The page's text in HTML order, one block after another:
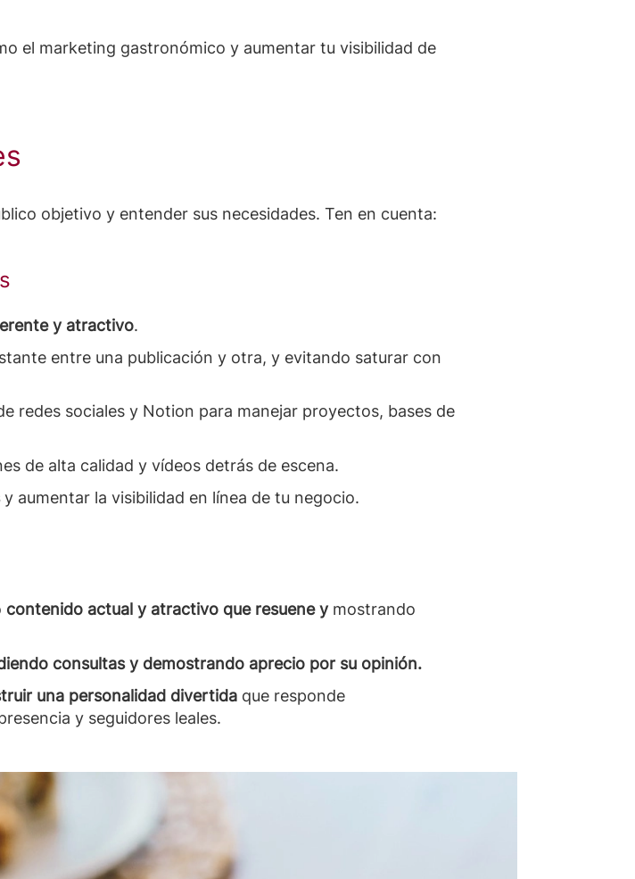
el marketing gastronómico y aumentar tu visibilidad de
objetivo y entender sus necesidades. Ten en cuenta:
y atractivo.
entre una publicación y otra, y evitando saturar con
redes sociales y Notion para manejar proyectos, bases de
de alta calidad y vídeos detrás de escena.
y aumentar la visibilidad en línea de tu negocio.
contenido actual y atractivo que resuene y mostrando
consultas y demostrando aprecio por su opinión.
una personalidad divertida que responde
y seguidores leales.